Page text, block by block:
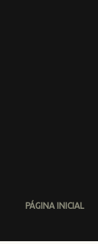
PÁGINA INICIAL